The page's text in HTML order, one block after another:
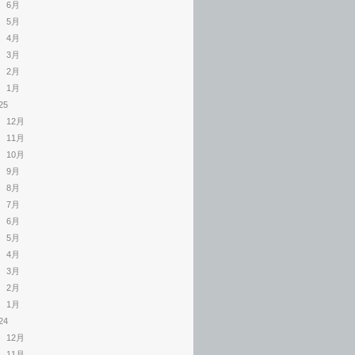
6月
5月
4月
3月
2月
1月
12月
11月
10月
9月
8月
7月
6月
5月
4月
3月
2月
1月
12月